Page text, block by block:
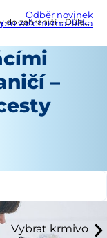
Odběr novinek
vašeho mazlíčka
Vybrat krmivo
– Důležité rady na cesty
–